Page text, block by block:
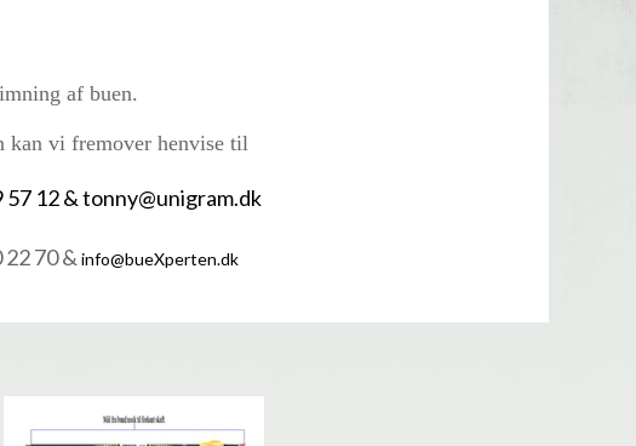
af buen.
kan vi fremover henvise til
12 & tonny@unigram.dk
70 & info@bueXperten.dk